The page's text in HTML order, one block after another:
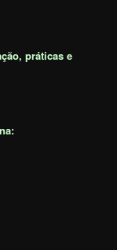
práticas e